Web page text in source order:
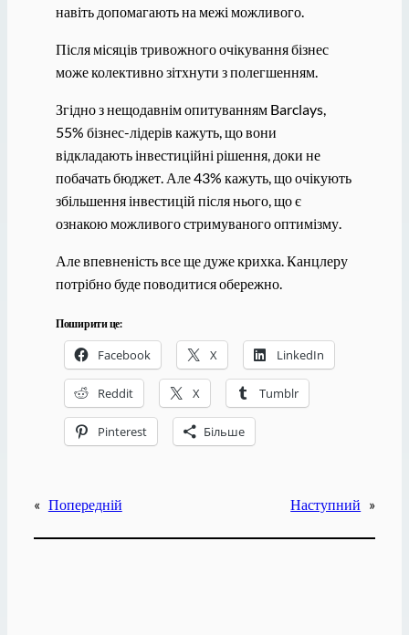
навіть допомагають на межі можливого.
Після місяців тривожного очікування бізнес
може колективно зітхнути з полегшенням.
Згідно з нещодавнім опитуванням Barclays,
55% бізнес-лідерів кажуть, що вони
відкладають інвестиційні рішення, доки не
побачать бюджет. Але 43% кажуть, що очікують
збільшення інвестицій після нього, що є
ознакою можливого стримуваного оптимізму.
Але впевненість все ще дуже крихка. Канцлеру
потрібно буде поводитися обережно.
Поширити це:
Facebook X LinkedIn
Reddit X Tumblr
Pinterest Більше
« Попередній Наступний »